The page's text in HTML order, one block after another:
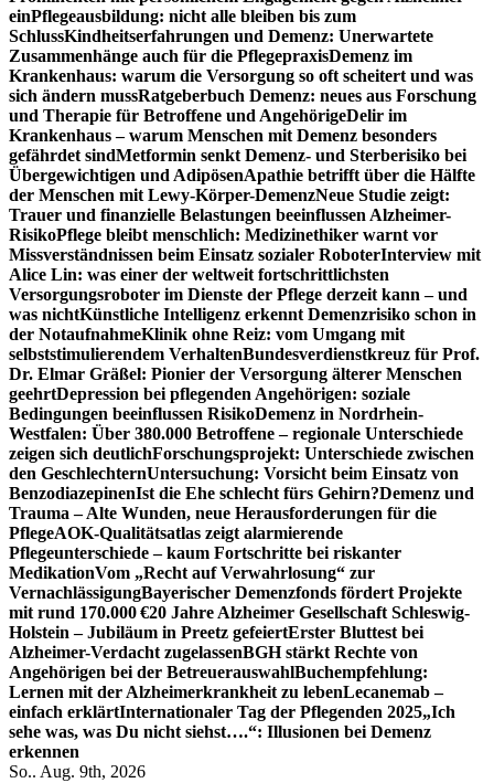
einPflegeausbildung: nicht alle bleiben bis zum
SchlussKindheitserfahrungen und Demenz: Unerwartete
Zusammenhänge auch für die PflegepraxisDemenz im
Krankenhaus: warum die Versorgung so oft scheitert und was
sich ändern mussRatgeberbuch Demenz: neues aus Forschung
und Therapie für Betroffene und AngehörigeDelir im
Krankenhaus – warum Menschen mit Demenz besonders
gefährdet sindMetformin senkt Demenz- und Sterberisiko bei
Übergewichtigen und AdipösenApathie betrifft über die Hälfte
der Menschen mit Lewy-Körper-DemenzNeue Studie zeigt:
Trauer und finanzielle Belastungen beeinflussen Alzheimer-
RisikoPflege bleibt menschlich: Medizinethiker warnt vor
Missverständnissen beim Einsatz sozialer RoboterInterview mit
Alice Lin: was einer der weltweit fortschrittlichsten
Versorgungsroboter im Dienste der Pflege derzeit kann – und
was nichtKünstliche Intelligenz erkennt Demenzrisiko schon in
der NotaufnahmeKlinik ohne Reiz: vom Umgang mit
selbststimulierendem VerhaltenBundesverdienstkreuz für Prof.
Dr. Elmar Gräßel: Pionier der Versorgung älterer Menschen
geehrtDepression bei pflegenden Angehörigen: soziale
Bedingungen beeinflussen RisikoDemenz in Nordrhein-
Westfalen: Über 380.000 Betroffene – regionale Unterschiede
zeigen sich deutlichForschungsprojekt: Unterschiede zwischen
den GeschlechternUntersuchung: Vorsicht beim Einsatz von
BenzodiazepinenIst die Ehe schlecht fürs Gehirn?Demenz und
Trauma – Alte Wunden, neue Herausforderungen für die
PflegeAOK-Qualitätsatlas zeigt alarmierende
Pflegeunterschiede – kaum Fortschritte bei riskanter
MedikationVom „Recht auf Verwahrlosung“ zur
VernachlässigungBayerischer Demenzfonds fördert Projekte
mit rund 170.000 €20 Jahre Alzheimer Gesellschaft Schleswig-
Holstein – Jubiläum in Preetz gefeiertErster Bluttest bei
Alzheimer-Verdacht zugelassenBGH stärkt Rechte von
Angehörigen bei der BetreuerauswahlBuchempfehlung:
Lernen mit der Alzheimerkrankheit zu lebenLecanemab –
einfach erklärtInternationaler Tag der Pflegenden 2025„Ich
sehe was, was Du nicht siehst….“: Illusionen bei Demenz
erkennen
So.. Aug. 9th, 2026